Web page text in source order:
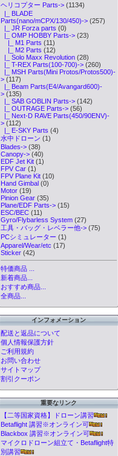
ヘリコプター Parts->(1134)
|_ BLADE
Parts(nano/mCPX/130/450)->(257)
|_ JR Forza parts (0)
|_ OMP HOBBY Parts->(23)
|_ M1 Parts (11)
|_ M2 Parts (12)
|_ Solo Maxx Revolution(28)
|_ T-REX Parts(100-700)->(260)
|_ MSH Parts(Mini Protos/Protos500)-
>(117)
|_ Beam Parts(E4/Avangard600)-
>(135)
|_ SAB GOBLIN Parts->(142)
|_ OUTRAGE Parts->(56)
|_ Next-D RAVE Parts(450/90ENV)-
>(112)
|_ E-SKY Parts (4)
水中ドローン (1)
Blades->(38)
Canopy->(40)
EDF Jet Kit(1)
FPV Car(1)
FPV Plane Kit(10)
Hand Gimbal(0)
Motor(19)
Pinion Gear(35)
Plane/EDF Parts->(15)
ESC/BEC(11)
Gyro/Flybarless System(27)
工具・バッグ・レベラー他->(75)
PCシミュレーター (1)
Apparel/Wear/etc (17)
Sticker(42)
特価商品 ...
新着商品...
おすすめ商品...
全商品...
インフォメーション
配送と返品について
個人情報保護方針
ご利用規約
お問い合わせ
サイトマップ
割引クーポン
重要なリンク
【二等国家資格】ドローン講習
Betaflight 講習※オンライン可
Blackbox 講習※オンライン可
マイクロドローン組立て・Betaflight特
別講習